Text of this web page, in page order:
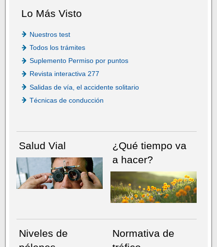
Lo Más Visto
Nuestros test
Todos los trámites
Suplemento Permiso por puntos
Revista interactiva 277
Salidas de vía, el accidente solitario
Técnicas de conducción
Salud Vial
¿Qué tiempo va
a hacer?
Niveles de
Normativa de